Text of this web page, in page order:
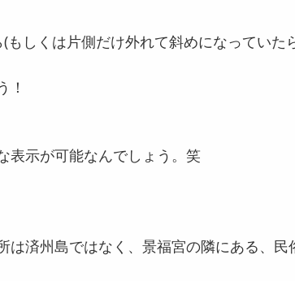
もしくは片側だけ外れて斜めになっていた
！
表示が可能なんでしょう。笑
は済州島ではなく、景福宮の隣にある、民